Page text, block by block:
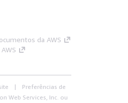
da AWS
Preferências de
Web Services, Inc. ou